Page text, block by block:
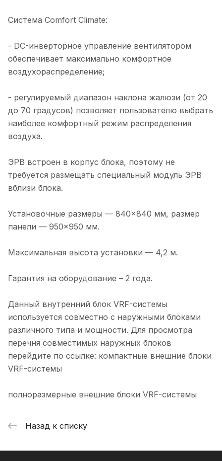
Система Comfort Climate:
- DC-инверторное управление вентилятором
обеспечивает максимально комфортное
воздухораспределение;
- регулируемый диапазон наклона жалюзи (от 20
до 70 градусов) позволяет пользователю выбрать
наиболее комфортный режим распределения
воздуха.
ЭРВ встроен в корпус блока, поэтому не
требуется размещать специальный модуль ЭРВ
вблизи блока.
Установочные размеры — 840×840 мм, размер
панели — 950×950 мм.
Максимальная высота установки — 4,2 м.
Гарантия на оборудование – 2 года.
Данный внутренний блок VRF-системы
используется совместно с наружными блоками
различного типа и мощности. Для просмотра
перечня совместимых наружных блоков
перейдите по ссылке: компактные внешние блоки
VRF-системы
полноразмерные внешние блоки VRF-системы
Назад к списку